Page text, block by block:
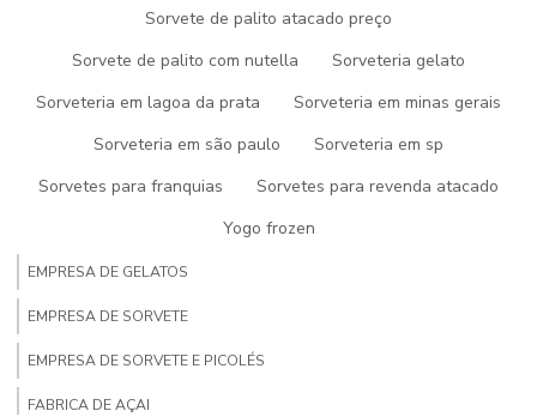
Sorvete de palito atacado preço
Sorvete de palito com nutella
Sorveteria gelato
Sorveteria em lagoa da prata
Sorveteria em minas gerais
Sorveteria em são paulo
Sorveteria em sp
Sorvetes para franquias
Sorvetes para revenda atacado
Yogo frozen
AÇAI PRONTO PARA REVENDA
AÇAI PARA REVENDA
AÇAI PARA VENDER
COMPRAR AÇAÍ PARA REVENDER
EMPRESA DE GELATOS
EMPRESA DE SORVETE
EMPRESA DE SORVETE E PICOLÉS
FABRICA DE AÇAI